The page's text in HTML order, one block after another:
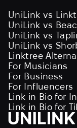
UniLink vs
UniLink vs
UniLink vs
UniLink vs
Linktree
For Musicians
For Business
For Influencers
Link in Bio for
Link in Bio for